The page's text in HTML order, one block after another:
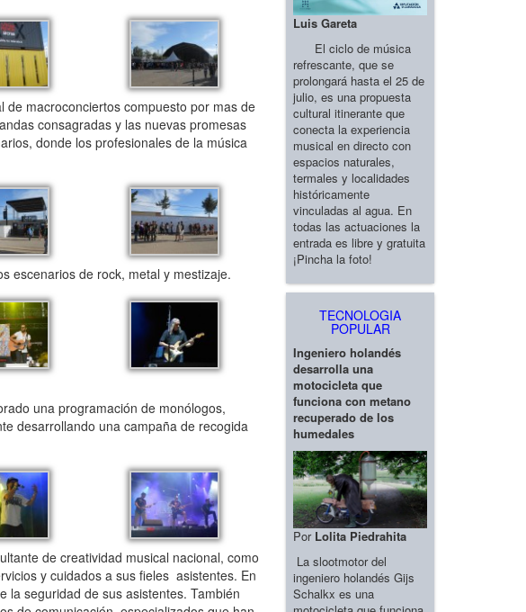
macroconciertos compuesto por mas de
consagradas y las nuevas promesas
donde los profesionales de la música
escenarios de rock, metal y mestizaje.
una programación de monólogos,
desarrollando una campaña de recogida
de creatividad musical nacional, como
y cuidados a sus fieles asistentes. En
seguridad de sus asistentes. También
Luis Gareta
El ciclo de música
refrescante, que se
prolongará hasta el 25 de
julio, es una propuesta
cultural itinerante que
conecta la experiencia
musical en directo con
espacios naturales,
termales y localidades
históricamente
vinculadas al agua. En
todas las actuaciones la
entrada es libre y gratuita
¡Pincha la foto!
TECNOLOGIA
POPULAR
Ingeniero holandés
desarrolla una
motocicleta que
funciona con metano
recuperado de los
humedales
Por Lolita Piedrahita
La slootmotor del
ingeniero holandés Gijs
Schalkx es una